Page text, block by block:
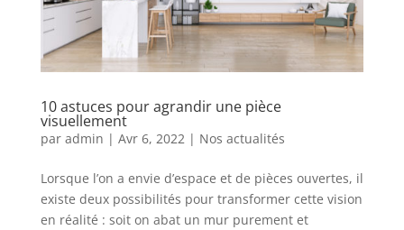
10 astuces pour agrandir une pièce
visuellement
par admin | Avr 6, 2022 | Nos actualités
Lorsque l’on a envie d’espace et de pièces ouvertes, il
existe deux possibilités pour transformer cette vision
en réalité : soit on abat un mur purement et